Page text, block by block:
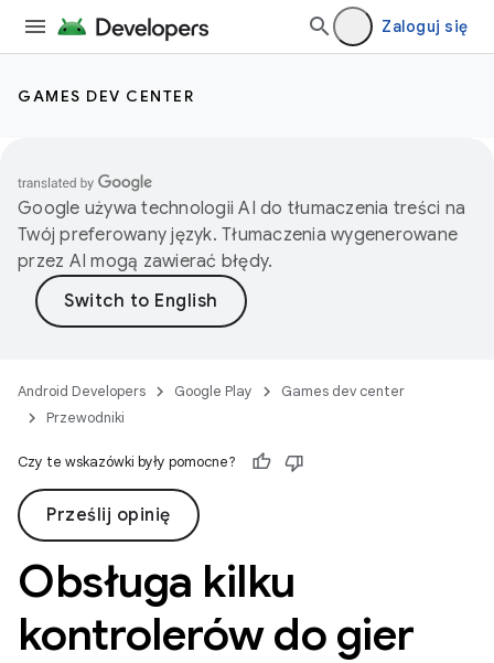
Zaloguj się
GAMES DEV CENTER
Google używa technologii AI do tłumaczenia treści na
Twój preferowany język. Tłumaczenia wygenerowane
przez AI mogą zawierać błędy.
Android Developers Google Play
Games dev center
Przewodniki
Czy te wskazówki były pomocne?
Prześlij opinię
Obsługa kilku
kontrolerów do gier